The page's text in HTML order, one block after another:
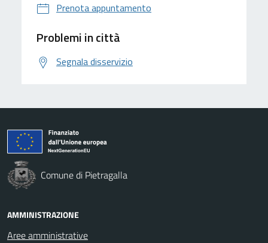
Prenota appuntamento
Problemi in città
Segnala disservizio
Comune di Pietragalla
AMMINISTRAZIONE
Aree amministrative